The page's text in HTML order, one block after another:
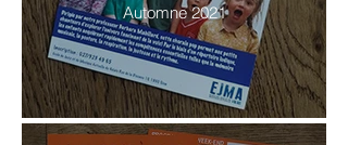
Automne 2021